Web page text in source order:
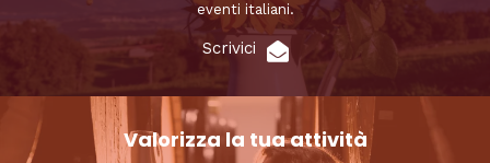
eventi italiani.
Scrivici
Valorizza la tua attività